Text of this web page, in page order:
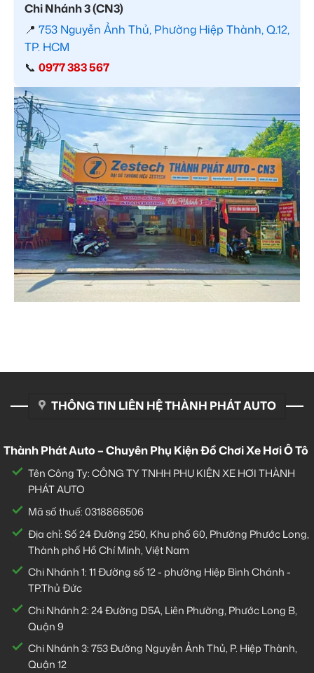
Chi Nhánh 3 (CN3)
📍 753 Nguyễn Ảnh Thủ, Phường Hiệp Thành, Q.12,
TP. HCM
📞 0977 383 567
THÔNG TIN LIÊN HỆ THÀNH PHÁT AUTO
Thành Phát Auto – Chuyên Phụ Kiện Đồ Chơi Xe Hơi Ô Tô
Tên Công Ty: CÔNG TY TNHH PHỤ KIỆN XE HƠI THÀNH
PHÁT AUTO
Mã số thuế: 0318866506
Địa chỉ: Số 24 Đường 250, Khu phố 60, Phường Phước Long,
Thành phố Hồ Chí Minh, Việt Nam
Chi Nhánh 1:11 Đường số 12 - phường Hiệp Bình Chánh -
TP.Thủ Đức
Chi Nhánh 2:24 Đường D5A, Liên Phường, Phước Long B,
Quận 9
Chi Nhánh 3:753 Đường Nguyễn Ảnh Thủ, P. Hiệp Thành,
Quận 12